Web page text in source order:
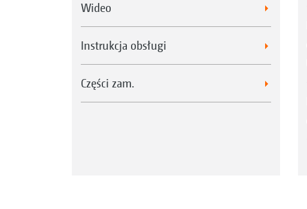
Wideo
Instrukcja obsługi
Części zam.